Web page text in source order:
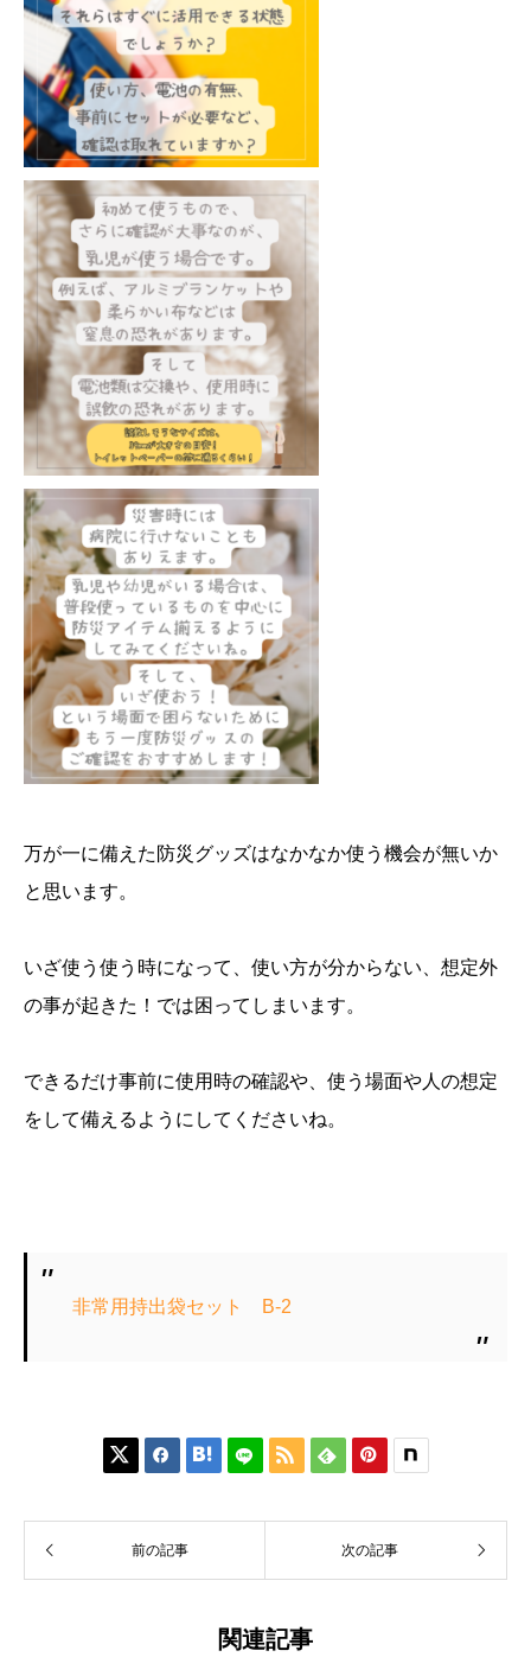
万が一に備えた防災グッズはなかなか使う機会が無いか
と思います。
いざ使う使う時になって、使い方が分からない、想定外
の事が起きた！では困ってしまいます。
できるだけ事前に使用時の確認や、使う場面や人の想定
をして備えるようにしてくださいね。
非常用持出袋セット B-2
     
前の記事 次の記事
関連記事